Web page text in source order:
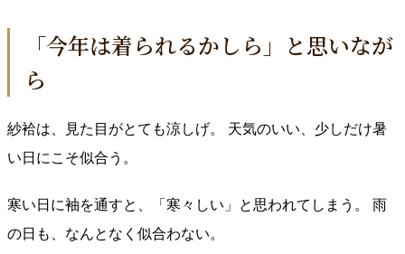
「今年は着られるかしら」と思いなが
ら
紗袷は、見た目がとても涼しげ。 天気のいい、少しだけ暑
い日にこそ似合う。
寒い日に袖を通すと、「寒々しい」と思われてしまう。 雨
の日も、なんとなく似合わない。